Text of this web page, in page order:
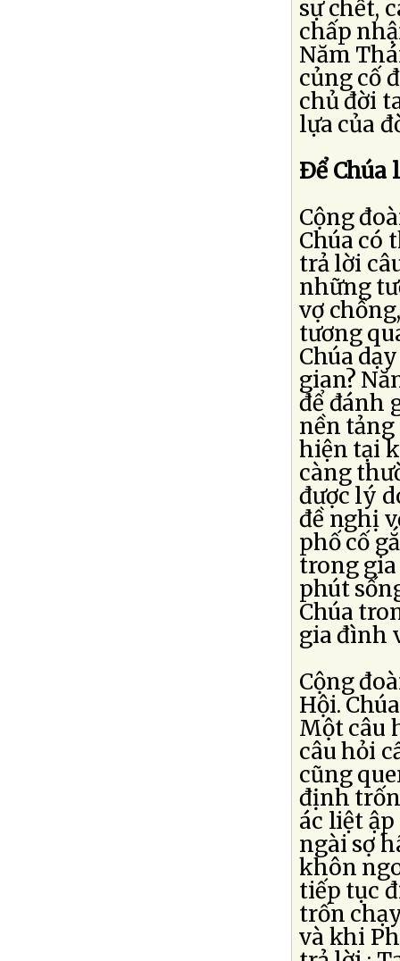
sự chết,
chấp
Năm
củng cố
chủ đời
lựa của
Ðể Chúa
Cộng
Chúa có
trả lời
những
vợ
tương
Chúa
gian?
để đánh
nền
hiện tại
càng
được lý
đề nghị
phố cố
trong
phút
Chúa
gia đình
Cộng
Hội.
Một câu
câu hỏi
cũng
định
ác liệt
ngài sợ
khôn
tiếp tục
trốn
và khi